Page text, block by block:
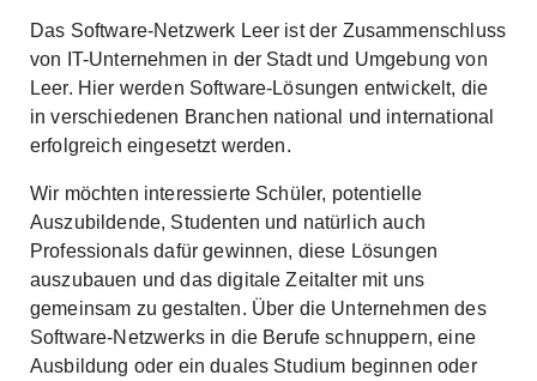
Das Software-Netzwerk Leer ist der Zusammenschluss
von IT-Unternehmen in der Stadt und Umgebung von
Leer. Hier werden Software-Lösungen entwickelt, die
in verschiedenen Branchen national und international
erfolgreich eingesetzt werden.
Wir möchten interessierte Schüler, potentielle
Auszubildende, Studenten und natürlich auch
Professionals dafür gewinnen, diese Lösungen
auszubauen und das digitale Zeitalter mit uns
gemeinsam zu gestalten. Über die Unternehmen des
Software-Netzwerks in die Berufe schnuppern, eine
Ausbildung oder ein duales Studium beginnen oder